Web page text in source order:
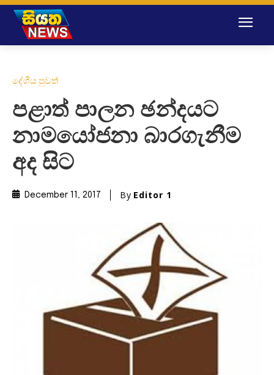
දේශීය පුවත්
පළාත් පාලන ඡන්දයට
නාමයෝජනා බාරගැනීම
අද සිට
December 11, 2017 By Editor 1